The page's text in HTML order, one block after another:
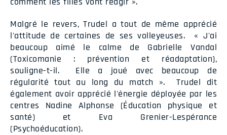
Malgré le revers, Trudel a tout de même apprécié
l'attitude de certaines de ses volleyeuses. « J'ai
beaucoup aimé le calme de Gabrielle Vandal
(Toxicomanie : prévention et réadaptation),
souligne-t-il. Elle a joué avec beaucoup de
régularité tout au long du match ». Trudel dit
également avoir apprécié l'énergie déployée par les
centres Nadine Alphonse (Éducation physique et
santé) et Eva Grenier-Lespérance
(Psychoéducation).